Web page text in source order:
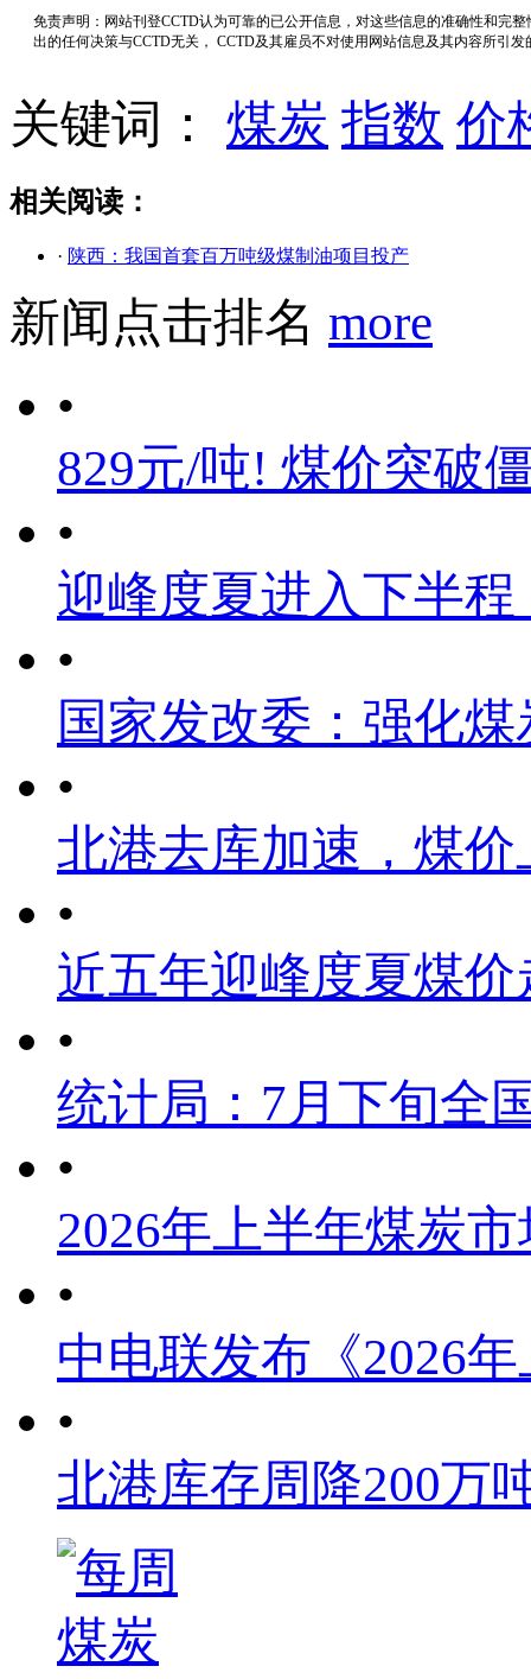
免责声明：网站刊登CCTD认为可靠的已公开信息，对这些信息的准确性和完
出的任何决策与CCTD无关， CCTD及其雇员不对使用网站信息及其内容所引
关键词： 煤炭 指数 价
相关阅读：
· 陕西：我国首套百万吨级煤制油项目投产
新闻点击排名 more
•
829元/吨! 煤价突破
•
迎峰度夏进入下半
•
国家发改委：强化
•
北港去库加速，煤
•
近五年迎峰度夏煤价
•
统计局：7月下旬全
•
2026年上半年煤炭
•
中电联发布《2026
•
北港库存周降200万